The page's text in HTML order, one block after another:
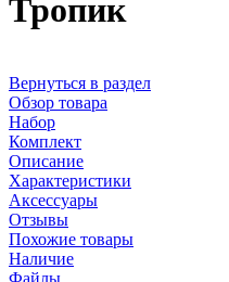
Тропик
Вернуться в раздел
Обзор товара
Набор
Комплект
Описание
Характеристики
Аксессуары
Отзывы
Похожие товары
Наличие
Файлы